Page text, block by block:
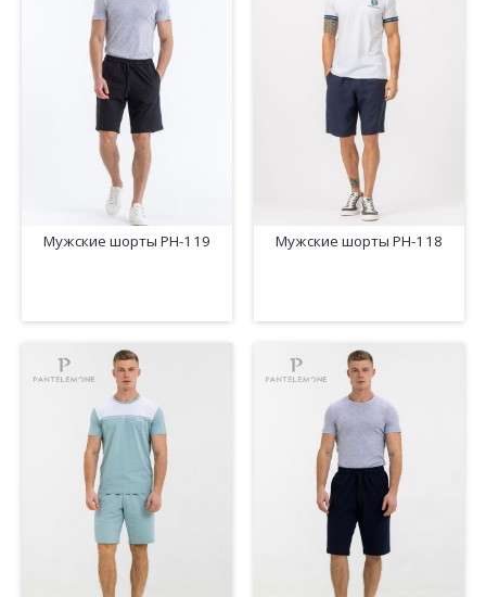
Мужские шорты PH-119 Мужские шорты PH-118